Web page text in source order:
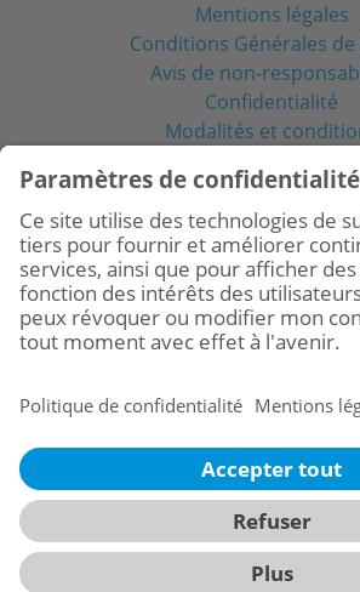
Mentions légales
Conditions Générales de
Avis de non-
Confidentialité
Modalités et
Réseaux sociaux
© 2026BioHorizons